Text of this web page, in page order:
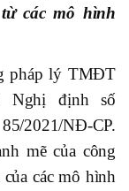
các mô hình
pháp lý TMĐT
Nghị định số
2021/NĐ-CP.
mẽ của công
các mô hình